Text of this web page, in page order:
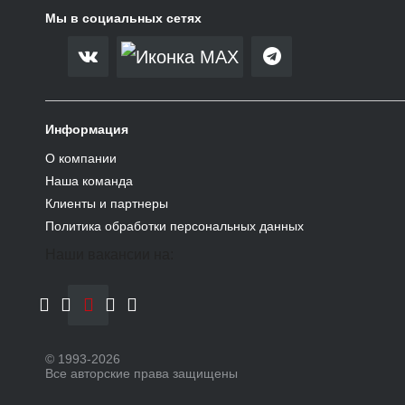
сооружений
расчёты
строительства,
Промышленное
строительство
Агропромышленные
Вопрос-ответ
Мы в социальных сетях
Информация
О компании
Наша команда
Клиенты и партнеры
Политика обработки персональных данных
© 1993-2026
Все авторские права защищены